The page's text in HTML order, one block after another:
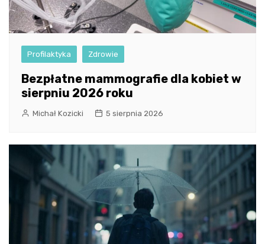
Profilaktyka Zdrowie
Bezpłatne mammografie dla kobiet w
sierpniu 2026 roku
Michał Kozicki 5 sierpnia 2026